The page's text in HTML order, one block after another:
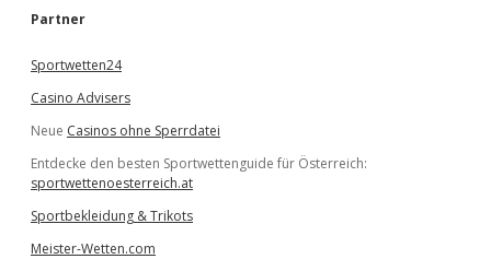
e
Partner
Sportwetten24
Casino Advisers
Neue Casinos ohne Sperrdatei
Entdecke den besten Sportwettenguide für Österreich:
sportwettenoesterreich.at
Sportbekleidung & Trikots
Meister-Wetten.com